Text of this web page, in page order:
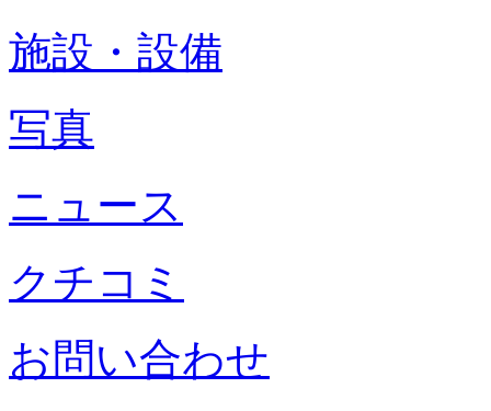
施設・設備
写真
ニュース
クチコミ
お問い合わせ